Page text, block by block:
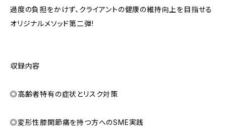
過度の負担をかけず、クライアントの健康の維持向上を目指せる
オリジナルメソッド第二弾!
収録内容
◎高齢者特有の症状とリスク対策
◎変形性膝関節痛を持つ方へのSME実践